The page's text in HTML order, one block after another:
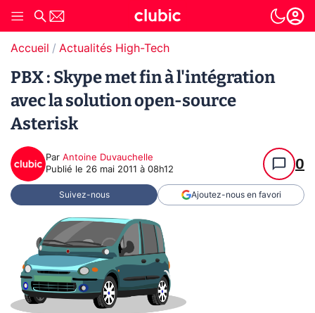
Accueil Actualités High-Tech
PBX : Skype met fin à l'intégration
avec la solution open-source
Asterisk
Par Antoine Duvauchelle
Publié le 26 mai 2011 à 08h12 0
Suivez-nous Ajoutez-nous en favori